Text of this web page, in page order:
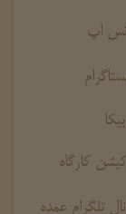
اپ
کارگاه
تلگرام عمده